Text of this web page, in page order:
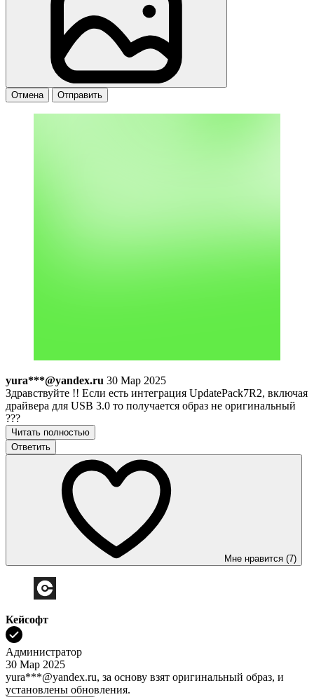
Отмена Отправить
yura***@yandex.ru 30 Мар 2025
Здравствуйте !! Если есть интеграция UpdatePack7R2, включая
драйвера для USB 3.0 то получается образ не оригинальный
???
Читать полностью
Ответить
Мне нравится (7)
Кейсофт
Администратор
30 Мар 2025
yura***@yandex.ru, за основу взят оригинальный образ, и
установлены обновления.